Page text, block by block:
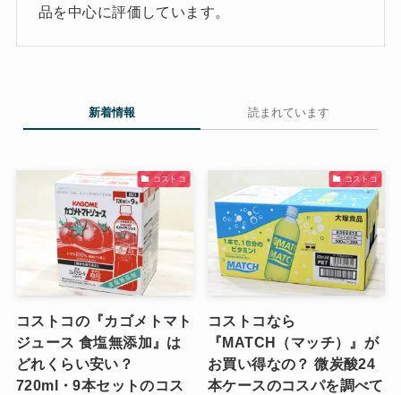
品を中心に評価しています。
新着情報 読まれています
コストコ
コストコの『カゴメトマト
ジュース 食塩無添加』は
どれくらい安い？
720ml・9本セットのコス
コストコ
コストコなら
『MATCH（マッチ）』が
お買い得なの？ 微炭酸24
本ケースのコスパを調べて